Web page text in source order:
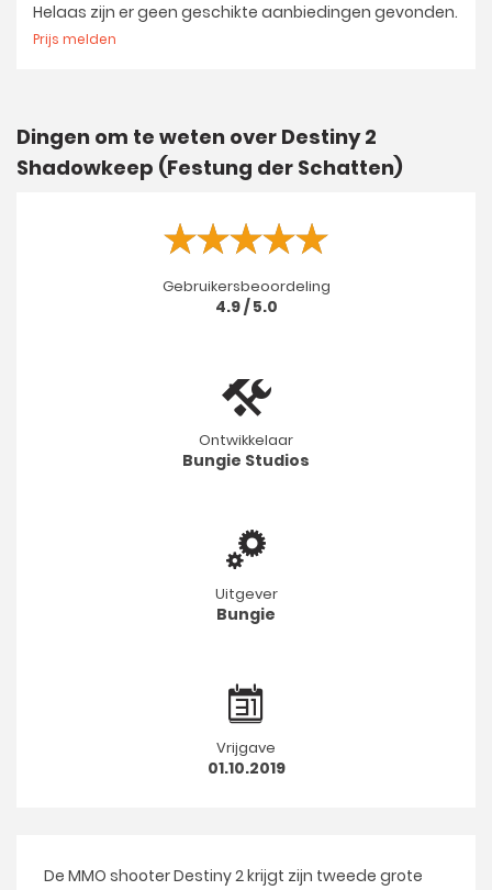
Helaas zijn er geen geschikte aanbiedingen gevonden.
Prijs melden
Dingen om te weten over Destiny 2
Shadowkeep (Festung der Schatten)
Gebruikersbeoordeling
4.9 / 5.0
Ontwikkelaar
Bungie Studios
Uitgever
Bungie
Vrijgave
01.10.2019
De MMO shooter Destiny 2 krijgt zijn tweede grote